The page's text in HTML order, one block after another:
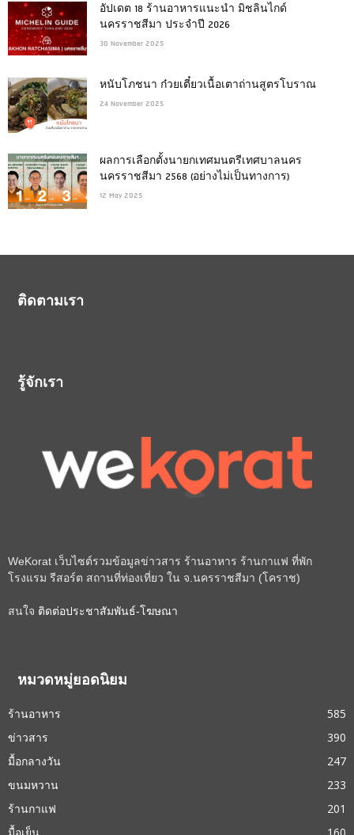
อัปเดต 18 ร้านอาหารแนะนำ มิชลินไกด์
นครราชสีมา ประจำปี 2026
30 November 2025
หนับโภชนา ก๋วยเตี๋ยวเนื้อเตาถ่านสูตรโบราณ
24 November 2025
ผลการเลือกตั้งนายกเทศมนตรีเทศบาลนคร
นครราชสีมา 2568 (อย่างไม่เป็นทางการ)
12 May 2025
ติดตามเรา
รู้จักเรา
WeKorat เว็บไซต์รวมข้อมูลข่าวสาร ร้านอาหาร ร้านกาแฟ ที่พัก
โรงแรม รีสอร์ต สถานที่ท่องเที่ยว ใน จ.นครราชสีมา (โคราช)
สนใจ ติดต่อประชาสัมพันธ์-โฆษณา
หมวดหมู่ยอดนิยม
ร้านอาหาร
585
ข่าวสาร
390
มื้อกลางวัน
247
ขนมหวาน
233
ร้านกาแฟ
201
มื้อเย็น
160